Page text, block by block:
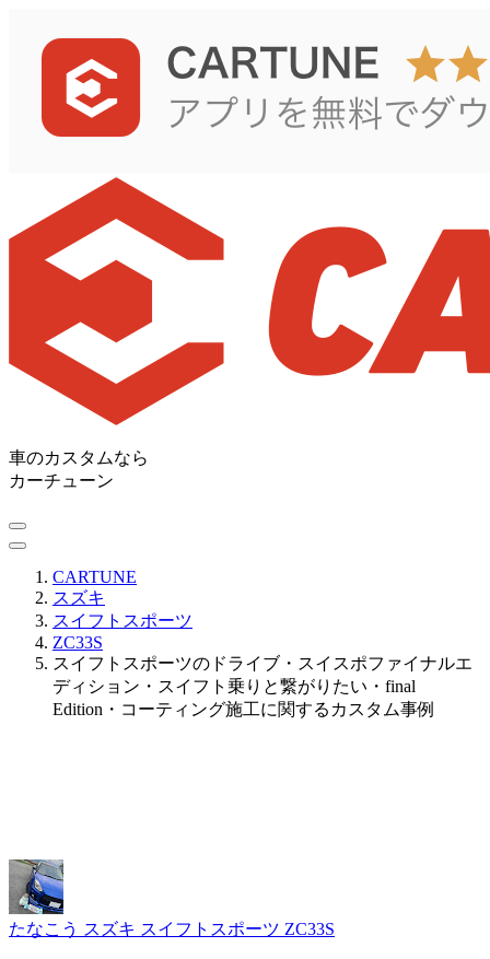
車のカスタムなら
カーチューン
CARTUNE
スズキ
スイフトスポーツ
ZC33S
スイフトスポーツのドライブ・スイスポファイナルエ
ディション・スイフト乗りと繋がりたい・final
Edition・コーティング施工に関するカスタム事例
たなこう スズキ スイフトスポーツ ZC33S